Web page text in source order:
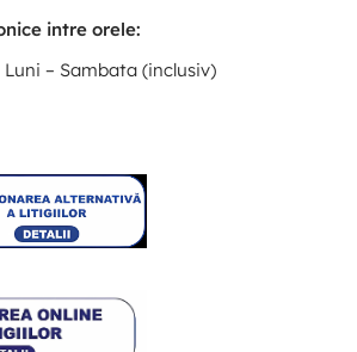
intre orele:
Luni – Sambata (inclusiv)